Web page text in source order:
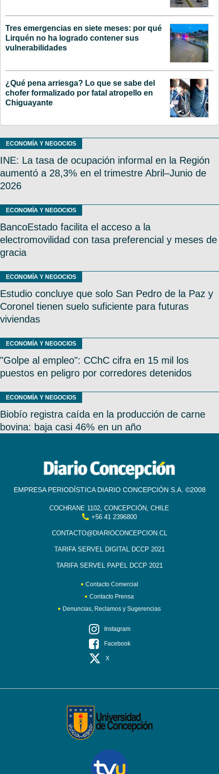
Tres emergencias en siete meses: por qué
Lirquén no ha logrado contener sus
vulnerabilidades
¿Qué pena arriesga? Lo que se sabe del
chofer formalizado por fatal atropello en
Chiguayante
ECONOMÍA Y NEGOCIOS
INE: La tasa de ocupación informal en la Región
aumentó a 28,3% en el trimestre Abril–Junio de
2026
ECONOMÍA Y NEGOCIOS
BancoEstado facilita el acceso a la
electromovilidad con tasa preferencial y meses de
gracia
ECONOMÍA Y NEGOCIOS
Estudio concluye que solo San Pedro de la Paz y
Coronel tienen suelo suficiente para futuras
viviendas
ECONOMÍA Y NEGOCIOS
"Golpe al empleo": CChC cifra en 15 mil los
puestos en peligro por corredores detenidos
ECONOMÍA Y NEGOCIOS
Biobío registra caída en la producción de carne
bovina: baja casi 46% en un año
EMPRESA PERIODÍSTICA DIARIO CONCEPCIÓN S.A. ©2008
COCHRANE 1102, CONCEPCIÓN, CHILE
+56 41 2396800
CONTACTO@DIARIOCONCEPCION.CL
TARIFA SERVEL DIGITAL DCCP 2021
TARIFA SERVEL PAPEL DCCP 2021
Contacto Comercial
Contacto Prensa
Denuncias, Reclamos y Sugerencias
Instagram
Facebook
X